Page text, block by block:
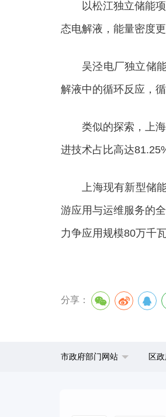
以松江独立储能项
态电解液，能量密度
吴泾电厂独立储能
解液中的循环反应，
类似的探索，上海
进技术占比高达
上海现有新型储能
游应用与运维服务的
力争应用规模80万千
分享：
市政府部门网站 区